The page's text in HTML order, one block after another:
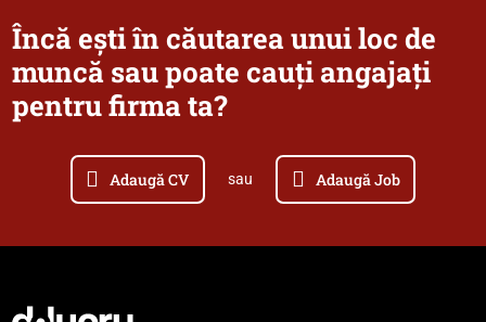
Încă ești în căutarea unui loc de
muncă sau poate cauți angajați
pentru firma ta?
Adaugă CV sau Adaugă Job